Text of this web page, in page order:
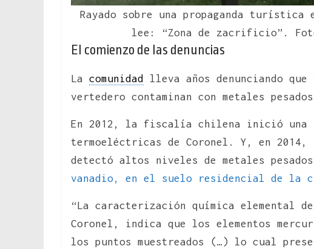
Rayado sobre una propaganda
lee: “Zona de zacrificio”.
El comienzo de las denuncias
La comunidad
lleva años denunciando
vertedero contaminan con metales
En 2012, la fiscalía chilena inició una
termoeléctricas de Coronel. Y, en
detectó altos niveles de metales
vanadio, en el suelo residencial de la
“La caracterización química elemental
Coronel, indica que los elementos
los puntos muestreados (…) lo cual